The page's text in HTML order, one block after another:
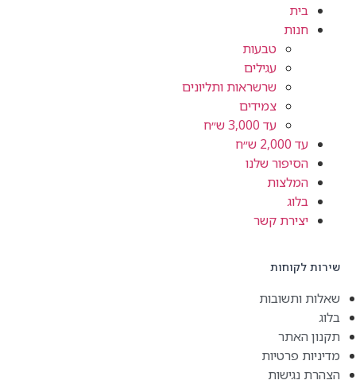
בית
חנות
טבעות
עגילים
שרשראות ותליונים
צמידים
עד 3,000 ש״ח
עד 2,000 ש״ח
הסיפור שלנו
המלצות
בלוג
יצירת קשר
שירות לקוחות
שאלות ותשובות
בלוג
תקנון האתר
מדיניות פרטיות
הצהרת נגישות